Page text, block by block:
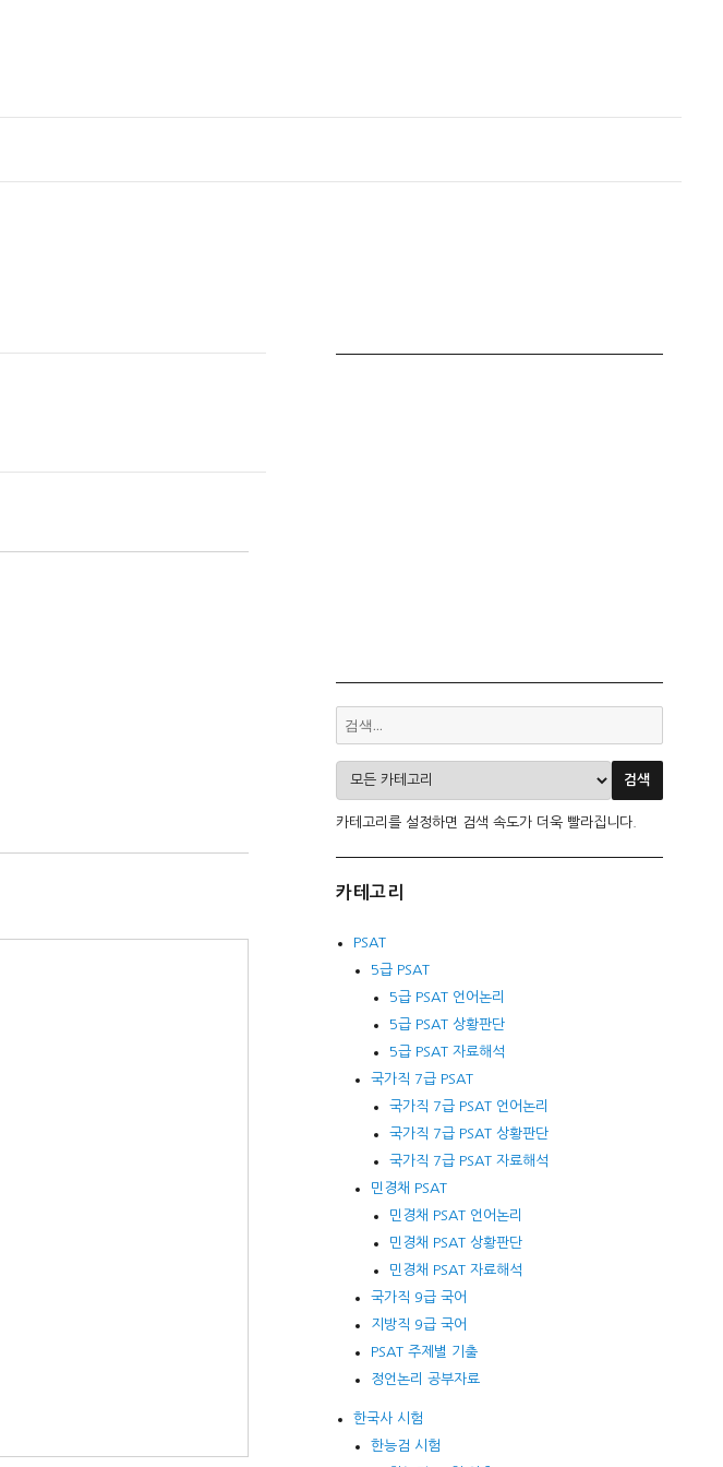
카테고리를 설정하면 검색 속도가 더욱 빨라집니다.
카테고리
PSAT
5급 PSAT
5급 PSAT 언어논리
5급 PSAT 상황판단
5급 PSAT 자료해석
국가직 7급 PSAT
국가직 7급 PSAT 언어논리
국가직 7급 PSAT 상황판단
국가직 7급 PSAT 자료해석
민경채 PSAT
민경채 PSAT 언어논리
민경채 PSAT 상황판단
민경채 PSAT 자료해석
국가직 9급 국어
지방직 9급 국어
PSAT 주제별 기출
정언논리 공부자료
한국사 시험
한능검 시험